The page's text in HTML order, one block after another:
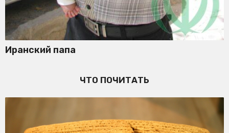
Иранский папа
ЧТО ПОЧИТАТЬ